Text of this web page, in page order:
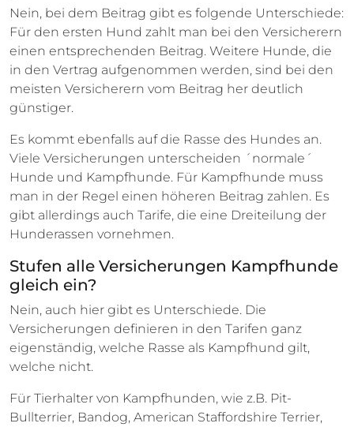
Nein, bei dem Beitrag gibt es folgende Unterschiede:
Für den ersten Hund zahlt man bei den Versicherern
einen entsprechenden Beitrag. Weitere Hunde, die
in den Vertrag aufgenommen werden, sind bei den
meisten Versicherern vom Beitrag her deutlich
günstiger.
Es kommt ebenfalls auf die Rasse des Hundes an.
Viele Versicherungen unterscheiden ´normale´
Hunde und Kampfhunde. Für Kampfhunde muss
man in der Regel einen höheren Beitrag zahlen. Es
gibt allerdings auch Tarife, die eine Dreiteilung der
Hunderassen vornehmen.
Stufen alle Versicherungen Kampfhunde
gleich ein?
Nein, auch hier gibt es Unterschiede. Die
Versicherungen definieren in den Tarifen ganz
eigenständig, welche Rasse als Kampfhund gilt,
welche nicht.
Für Tierhalter von Kampfhunden, wie z.B. Pit-
Bullterrier, Bandog, American Staffordshire Terrier,